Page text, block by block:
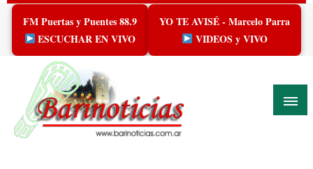
Skip
content
FM Puertas y Puentes 88.9
ESCUCHAR EN VIVO
YO TE AVISÉ - Marcelo Parra
VIDEOS y VIVO